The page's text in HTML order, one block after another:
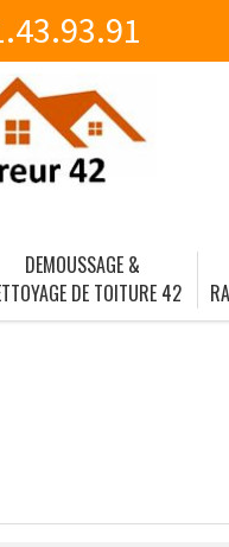
DEMOUSSAGE &
DE TOITURE 42